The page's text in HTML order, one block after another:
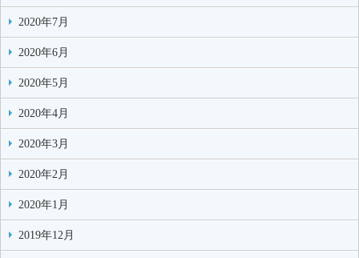
2020年7月
2020年6月
2020年5月
2020年4月
2020年3月
2020年2月
2020年1月
2019年12月